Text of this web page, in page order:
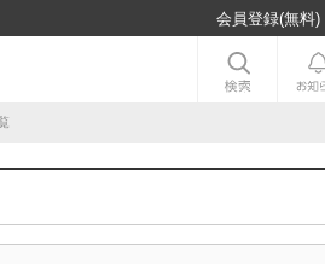
会員登録(無料)